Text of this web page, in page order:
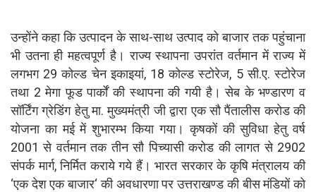
उन्होंने कहा कि उत्पादन के साथ-साथ उत्पाद को बाजार तक पहुंचाना
भी उतना ही महत्वपूर्ण है। राज्य स्थापना उपरांत वर्तमान में राज्य में
लगभग 29 कोल्ड चेन इकाइयां, 18 कोल्ड स्टोरेज, 5 सी.ए. स्टोरेज
तथा 2 मेगा फूड पार्कों की स्थापना की गयी है। सेब के भण्डारण व
सॉर्टिंग ग्रेडिंग हेतु मा. मुख्यमंत्री जी द्वारा एक सौ पैंतालीस करोड की
योजना का मई में शुभारम्भ किया गया। कृषकों की सुविधा हेतु वर्ष
2001 से वर्तमान तक तीन सौ पिच्यासी करोड की लागत से 2902
संपर्क मार्ग, निर्मित कराये गये हैं। भारत सरकार के कृषि मंत्रालय की
‘एक देश एक बाजार‘ की अवधारणा पर उत्तराखण्ड की बीस मंडियों को